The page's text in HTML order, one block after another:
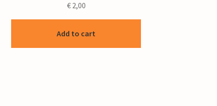
€2,00
Add to cart